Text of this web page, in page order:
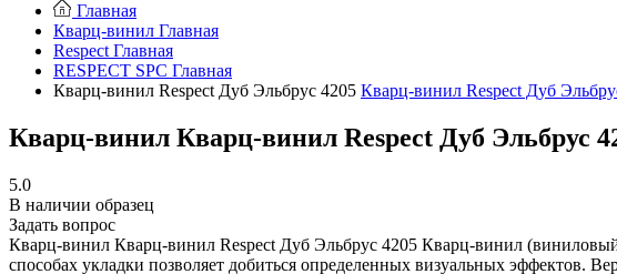
Главная
Кварц-винил Главная
Respect Главная
RESPECT SPC Главная
Кварц-винил Respect Дуб Эльбрус 4205 Кварц-винил Respect Дуб
Кварц-винил Кварц-винил Respect Дуб Эльбрус
5.0
В наличии образец
Задать вопрос
Кварц-винил Кварц-винил Respect Дуб Эльбрус 4205 Кварц-винил (виниловый
способах укладки позволяет добиться определенных визуальных эффектов.